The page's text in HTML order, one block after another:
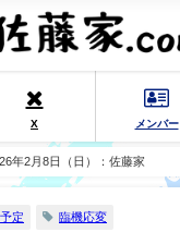
X メンバー
年2月8日（日）：佐藤家
予定 臨機応変